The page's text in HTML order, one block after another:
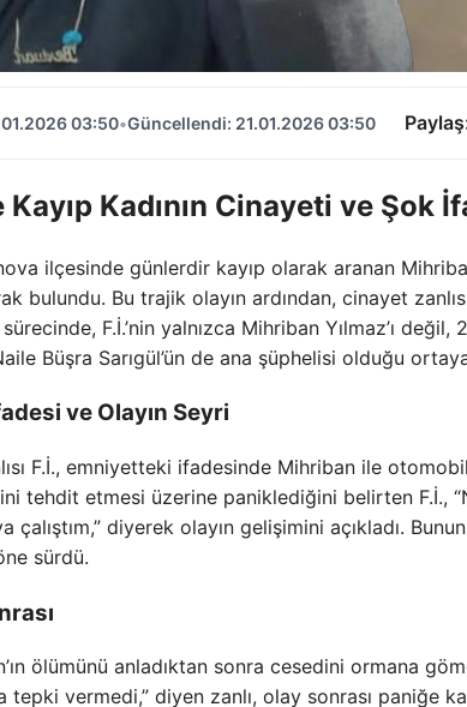
03:50•Güncellendi: 21.01.2026 03:50
Kayıp Kadının Cinayeti ve Şok
ilçesinde günlerdir kayıp olarak aranan
bulundu. Bu trajik olayın ardından, cinayet
F.İ.’nin yalnızca Mihriban Yılmaz’ı
Büşra Sarıgül’ün de ana şüphelisi olduğu ortaya
ve Olayın Seyri
F.İ., emniyetteki ifadesinde Mihriban ile
tehdit etmesi üzerine paniklediğini belirten F.İ.,
çalıştım,” diyerek olayın gelişimini açıkladı.
sürdü.
ölümünü anladıktan sonra cesedini ormana
tepki vermedi,” diyen zanlı, olay sonrası paniğe